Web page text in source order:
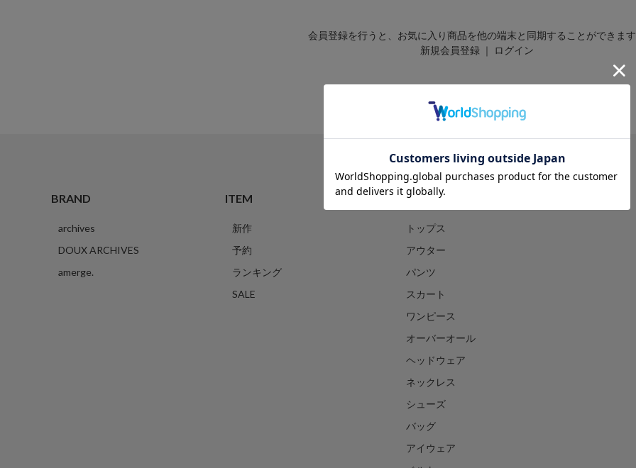
会員登録を行うと、お気に入り商品を他の端末と同期することができます
新規会員登録 ｜ ログイン
BRAND
archives
DOUX ARCHIVES
amerge.
ITEM
新作
予約
ランキング
SALE
CATEGORY
トップス
アウター
パンツ
スカート
ワンピース
オーバーオール
ヘッドウェア
ネックレス
シューズ
バッグ
アイウェア